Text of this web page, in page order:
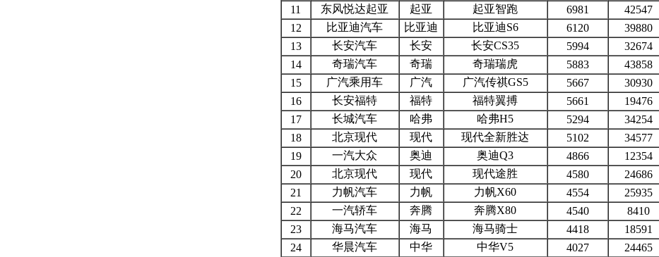
11
东风悦达起亚 起亚 起亚智跑 6981
42547
12
比亚迪汽车 比亚迪 比亚迪S6 6120
39880
13
长安汽车 长安 长安CS35 5994
32674
14
奇瑞汽车 奇瑞 奇瑞瑞虎 5883
43858
15
广汽乘用车 广汽 广汽传祺GS5 5667
30930
16
长安福特 福特 福特翼搏 5661
19476
17
长城汽车 哈弗 哈弗H5 5294
34254
18
北京现代 现代 现代全新胜达 5102
34577
19
一汽大众 奥迪 奥迪Q3 4866
12354
20
北京现代 现代 现代途胜 4580
24686
21
力帆汽车 力帆 力帆X60 4554
25935
22
一汽轿车 奔腾 奔腾X80 4540
8410
23
海马汽车 海马 海马骑士 4418
18591
24
华晨汽车 中华 中华V5 4027
24465